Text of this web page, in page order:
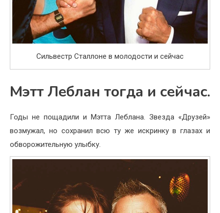
Сильвестр Сталлоне в молодости и сейчас
Мэтт Леблан тогда и сейчас.
Годы не пощадили и Мэтта Леблана. Звезда «Друзей»
возмужал, но сохранил всю ту же искринку в глазах и
обворожительную улыбку.